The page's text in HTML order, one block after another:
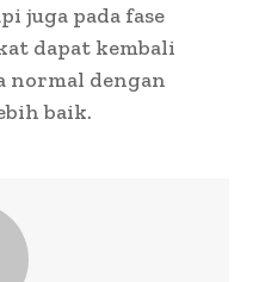
juga pada fase
dapat kembali
normal dengan
baik.